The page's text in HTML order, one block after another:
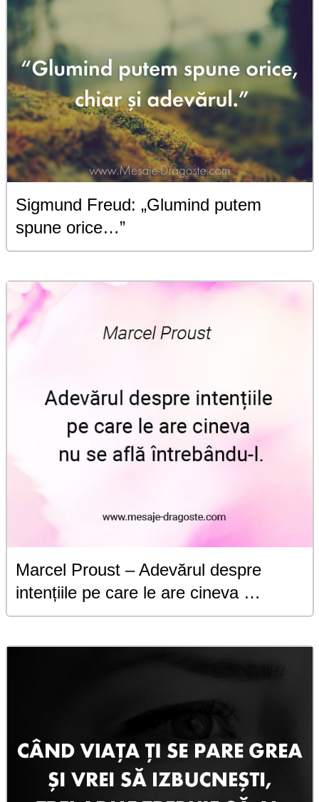
Sigmund Freud: „Glumind putem
spune orice…”
Marcel Proust – Adevărul despre
intențiile pe care le are cineva …